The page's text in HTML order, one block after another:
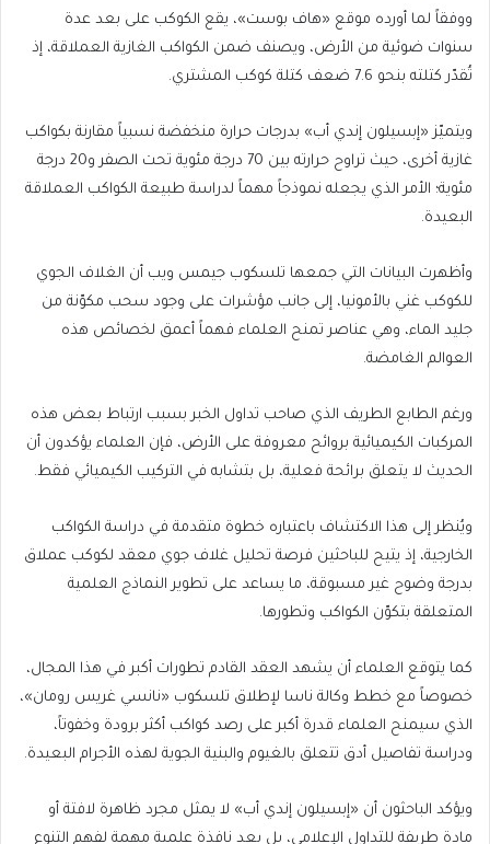
ووفقاً لما أورده موقع «هاف بوست»، يقع الكوكب على بعد عدة
سنوات ضوئية من الأرض، ويصنف ضمن الكواكب الغازية العملاقة، إذ
تُقدّر كتلته بنحو 7.6 ضعف كتلة كوكب المشتري.
ويتميّز «إبسيلون إندي أب» بدرجات حرارة منخفضة نسبياً مقارنة بكواكب
غازية أخرى، حيث تراوح حرارته بين 70 درجة مئوية تحت الصفر و20 درجة
مئوية؛ الأمر الذي يجعله نموذجاً مهماً لدراسة طبيعة الكواكب العملاقة
البعيدة.
وأظهرت البيانات التي جمعها تلسكوب جيمس ويب أن الغلاف الجوي
للكوكب غني بالأمونيا، إلى جانب مؤشرات على وجود سحب مكوّنة من
جليد الماء، وهي عناصر تمنح العلماء فهماً أعمق لخصائص هذه
العوالم الغامضة.
ورغم الطابع الطريف الذي صاحب تداول الخبر بسبب ارتباط بعض هذه
المركبات الكيميائية بروائح معروفة على الأرض، فإن العلماء يؤكدون أن
الحديث لا يتعلق برائحة فعلية، بل بتشابه في التركيب الكيميائي فقط.
ويُنظر إلى هذا الاكتشاف باعتباره خطوة متقدمة في دراسة الكواكب
الخارجية، إذ يتيح للباحثين فرصة تحليل غلاف جوي معقد لكوكب عملاق
بدرجة وضوح غير مسبوقة، ما يساعد على تطوير النماذج العلمية
المتعلقة بتكوّن الكواكب وتطورها.
كما يتوقع العلماء أن يشهد العقد القادم تطورات أكبر في هذا المجال،
خصوصاً مع خطط وكالة ناسا لإطلاق تلسكوب «نانسي غريس رومان»،
الذي سيمنح العلماء قدرة أكبر على رصد كواكب أكثر برودة وخفوتاً،
ودراسة تفاصيل أدق تتعلق بالغيوم والبنية الجوية لهذه الأجرام البعيدة.
ويؤكد الباحثون أن «إبسيلون إندي أب» لا يمثل مجرد ظاهرة لافتة أو
مادة طريفة للتداول الإعلامي، بل يعد نافذة علمية مهمة لفهم التنوع